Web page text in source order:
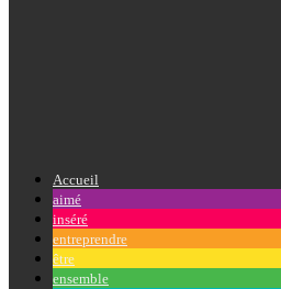
Accueil
aimé
inséré
entreprendre
être
ensemble